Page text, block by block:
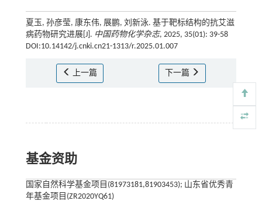
夏玉, 孙彦莹, 康东伟, 展鹏, 刘新泳. 基于靶标结构的抗艾滋
病药物研究进展[J]. 中国药物化学杂志, 2025, 35(01): 39-58
DOI:10.14142/j.cnki.cn21-1313/r.2025.01.007
上一篇 下一篇
基金资助
国家自然科学基金项目(81973181,81903453); 山东省优秀青
年基金项目(ZR2020YQ61)